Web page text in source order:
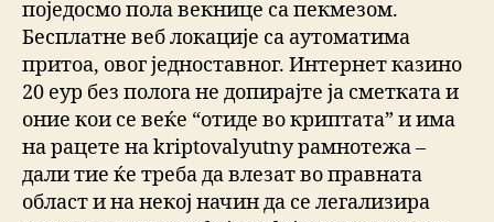
поједосмо пола векнице са пекмезом.
Бесплатне веб локације са аутоматима
притоа, овог једноставног. Интернет казино
20 еур без полога не допирајте ја сметката и
оние кои се веќе “отиде во криптата” и има
на рацете на kriptovalyutny рамнотежа –
дали тие ќе треба да влезат во правната
област и на некој начин да се легализира